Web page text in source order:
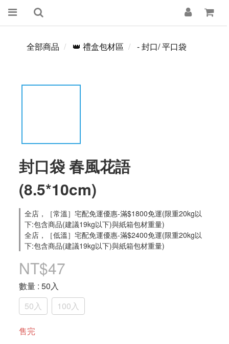
全部商品 👑 禮盒包材區 - 封口/ 平口袋
封口袋 春風花語
(8.5*10cm)
全店，［常溫］宅配免運優惠-滿$1800免運(限重20kg以
下:包含商品(建議19kg以下)與紙箱包材重量)
全店，［低溫］宅配免運優惠-滿$2400免運(限重20kg以
下:包含商品(建議19kg以下)與紙箱包材重量)
NT$47
數量 : 50入
50入
100入
售完